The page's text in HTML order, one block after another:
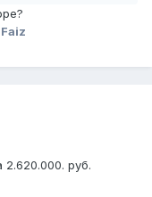
2.620.000. руб.